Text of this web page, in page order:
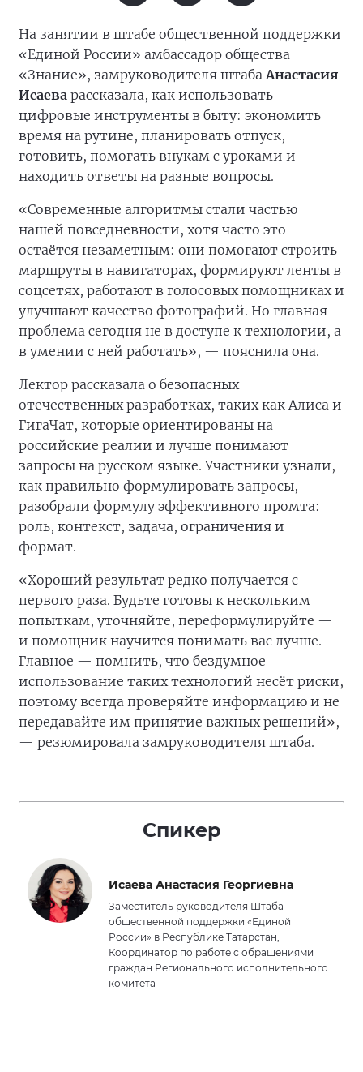
На занятии в штабе общественной поддержки
«Единой России» амбассадор общества
«Знание», замруководителя штабаАнастасия
Исаева рассказала, как использовать
цифровые инструменты в быту: экономить
время на рутине, планировать отпуск,
готовить, помогать внукам с уроками и
находить ответы на разные вопросы.
«Современные алгоритмы стали частью
нашей повседневности, хотя часто это
остаётся незаметным: они помогают строить
маршруты в навигаторах, формируют ленты в
соцсетях, работают в голосовых помощниках и
улучшают качество фотографий. Но главная
проблема сегодня не в доступе к технологии, а
в умении с ней работать», — пояснила она.
Лектор рассказала о безопасных
отечественных разработках, таких как Алиса и
ГигаЧат, которые ориентированы на
российские реалии и лучше понимают
запросы на русском языке. Участники узнали,
как правильно формулировать запросы,
разобрали формулу эффективного промта:
роль, контекст, задача, ограничения и
формат.
«Хороший результат редко получается с
первого раза. Будьте готовы к нескольким
попыткам, уточняйте, переформулируйте —
и помощник научится понимать вас лучше.
Главное — помнить, что бездумное
использование таких технологий несёт риски,
поэтому всегда проверяйте информацию и не
передавайте им принятие важных решений»,
— резюмировала замруководителя штаба.
Спикер
Исаева Анастасия Георгиевна
Заместитель руководителя Штаба
общественной поддержки «Единой
России» в Республике Татарстан,
Координатор по работе с обращениями
граждан Регионального исполнительного
комитета